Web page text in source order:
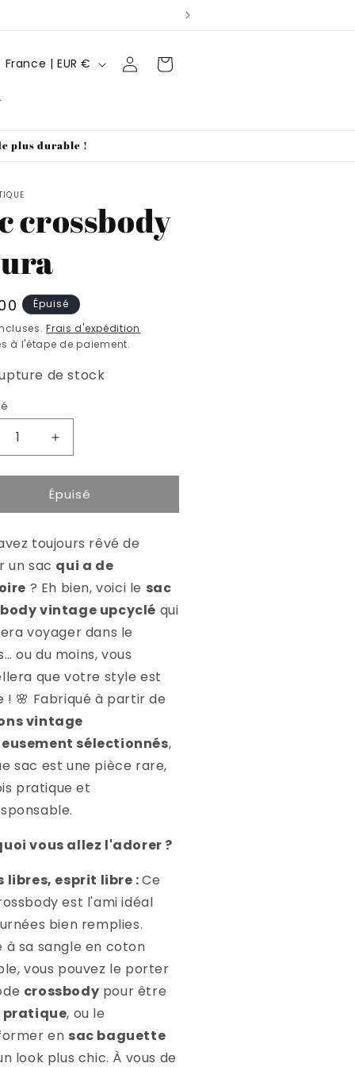
P
France | EUR € ConnexionPanier
plus durable !
crossbody
Épuisé
Frais d'expédition
à l'étape de paiement.
de stock
Augmenter
la
quantité
de
Sac
Azura
Épuisé
toujours rêvé de
un sac qui a de
? Eh bien, voici le sac
vintage upcyclé qui
voyager dans le
ou du moins, vous
que votre style est
! 🌸 Fabriqué à partir de
vintage
sélectionnés,
sac est une pièce rare,
pratique et
vous allez l'adorer ?
libres, esprit libre :Ce
est l'ami idéal
bien remplies.
à sa sangle en coton
vous pouvez le porter
crossbody pour être
pratique, ou le
en sac baguette
look plus chic. À vous de